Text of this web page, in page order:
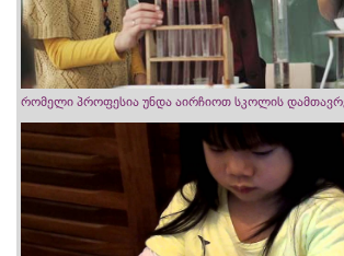
რომელი პროფესია უნდა აირჩიოთ სკოლის